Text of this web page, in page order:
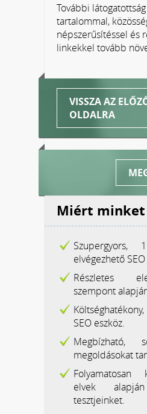
További
tartalommal,
népszerűsítéssel és
linkekkel tovább
VISSZA AZ
OLDALRA
Miért minket
elvégezhető
Részletes
szempont
SEO eszköz.
Megbízható,
megoldásokat
Folyamatosan
elvek
tesztjeinket.